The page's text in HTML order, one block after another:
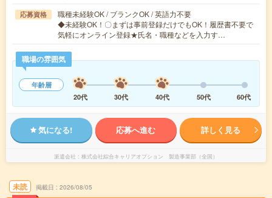
応募資格
職種未経験OK / ブランクOK / 英語力不要
◆未経験OK！〇まずは事前登録だけでもOK！履歴書不要で
気軽にオンライン登録★氏名・職種などを入力す…
職場の雰囲気
年齢層
20代
30代 40代 50代 60代
気になる! 応募へ進む 詳しく見る
派遣会社 株式会社綜合キャリアオプション 製造事業部（全国）
未読 掲載日 2026/08/05